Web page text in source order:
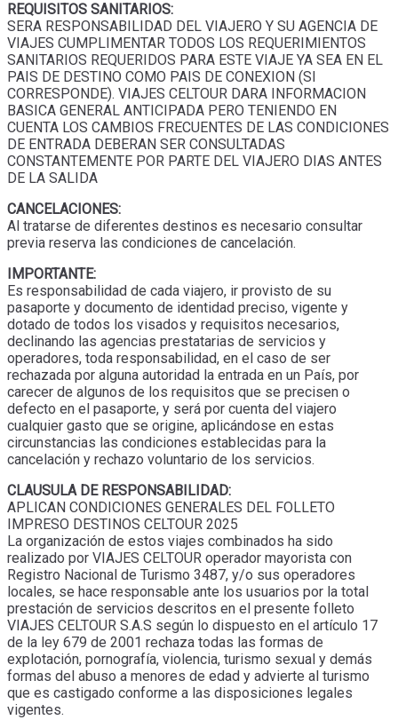
REQUISITOS SANITARIOS:
SERA RESPONSABILIDAD DEL VIAJERO Y SU AGENCIA DE
VIAJES CUMPLIMENTAR TODOS LOS REQUERIMIENTOS
SANITARIOS REQUERIDOS PARA ESTE VIAJE YA SEA EN EL
PAIS DE DESTINO COMO PAIS DE CONEXION (SI
CORRESPONDE). VIAJES CELTOUR DARA INFORMACION
BASICA GENERAL ANTICIPADA PERO TENIENDO EN
CUENTA LOS CAMBIOS FRECUENTES DE LAS CONDICIONES
DE ENTRADA DEBERAN SER CONSULTADAS
CONSTANTEMENTE POR PARTE DEL VIAJERO DIAS ANTES
DE LA SALIDA
CANCELACIONES:
Al tratarse de diferentes destinos es necesario consultar
previa reserva las condiciones de cancelación.
IMPORTANTE:
Es responsabilidad de cada viajero, ir provisto de su
pasaporte y documento de identidad preciso, vigente y
dotado de todos los visados y requisitos necesarios,
declinando las agencias prestatarias de servicios y
operadores, toda responsabilidad, en el caso de ser
rechazada por alguna autoridad la entrada en un País, por
carecer de algunos de los requisitos que se precisen o
defecto en el pasaporte, y será por cuenta del viajero
cualquier gasto que se origine, aplicándose en estas
circunstancias las condiciones establecidas para la
cancelación y rechazo voluntario de los servicios.
CLAUSULA DE RESPONSABILIDAD:
APLICAN CONDICIONES GENERALES DEL FOLLETO
IMPRESO DESTINOS CELTOUR 2025
La organización de estos viajes combinados ha sido
realizado por VIAJES CELTOUR operador mayorista con
Registro Nacional de Turismo 3487, y/o sus operadores
locales, se hace responsable ante los usuarios por la total
prestación de servicios descritos en el presente folleto
VIAJES CELTOUR S.A.S según lo dispuesto en el artículo 17
de la ley 679 de 2001 rechaza todas las formas de
explotación, pornografía, violencia, turismo sexual y demás
formas del abuso a menores de edad y advierte al turismo
que es castigado conforme a las disposiciones legales
vigentes.